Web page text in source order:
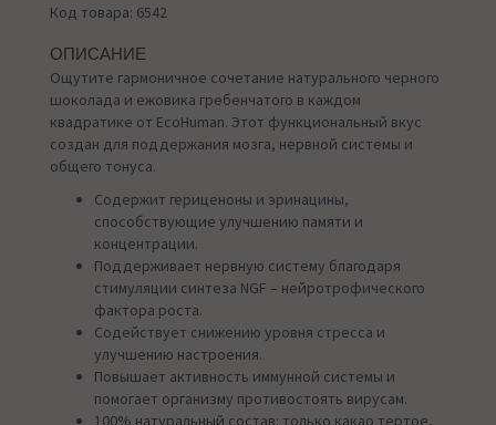
Код товара: 6542
ОПИСАНИЕ
Ощутите гармоничное сочетание натурального черного
шоколада и ежовика гребенчатого в каждом
квадратике от EcoHuman. Этот функциональный вкус
создан для поддержания мозга, нервной системы и
общего тонуса.
Содержит гериценоны и эринацины,
способствующие улучшению памяти и
концентрации.
Поддерживает нервную систему благодаря
стимуляции синтеза NGF – нейротрофического
фактора роста.
Содействует снижению уровня стресса и
улучшению настроения.
Повышает активность иммунной системы и
помогает организму противостоять вирусам.
100% натуральный состав: только какао тертое,